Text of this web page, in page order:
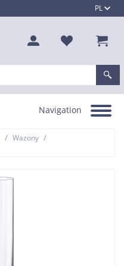
PL
Toggle
Navigation
/ Wazony /